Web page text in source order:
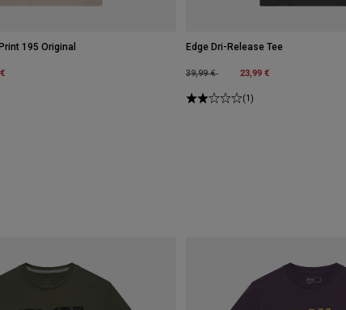
195 Original Edge Dri-Release Tee
Price reduced from
39,99 €to 23,99 €
(1)